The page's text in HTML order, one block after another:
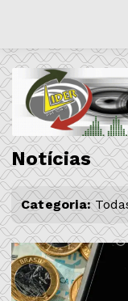
Notícias
Categoria: